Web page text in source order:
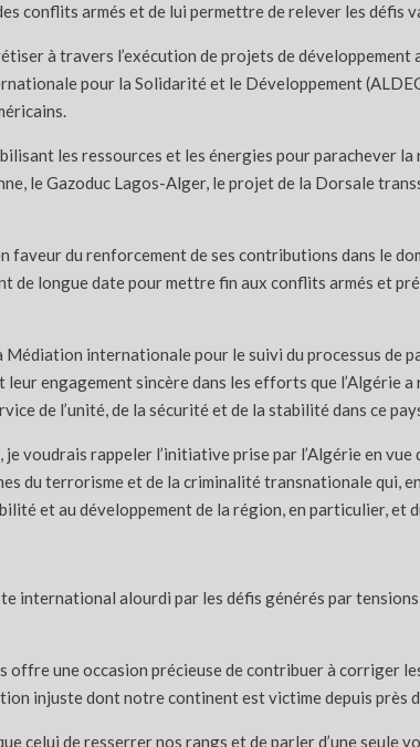
conflits armés et de lui permettre de relever les défis
à travers l’exécution de projets de
pour la Solidarité et le Développement
les ressources et les énergies pour
le Gazoduc Lagos-Alger, le projet de la Dorsale
faveur du renforcement de ses contributions dans le
de longue date pour mettre fin aux conflits armés et
internationale pour le suivi du processus de
leur engagement sincère dans les efforts que
de l’unité, de la sécurité et de la stabilité dans ce
voudrais rappeler l’initiative prise par l’Algérie en
du terrorisme et de la criminalité transnationale qui,
et au développement de la région, en particulier, et
international alourdi par les défis générés par
une occasion précieuse de contribuer à corriger
injuste dont notre continent est victime depuis près
celui de resserrer nos rangs et de parler d’une